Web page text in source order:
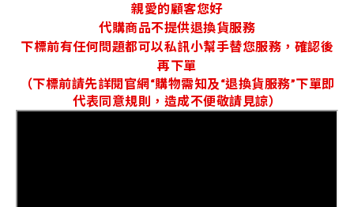
親愛的顧客您好
代購商品不提供退換貨服務
下標前有任何問題都可以私訊小幫手替您服務，確認後
再下單
（下標前請先詳閱官網“購物需知及“退換貨服務”下單即
代表同意規則，造成不便敬請見諒）